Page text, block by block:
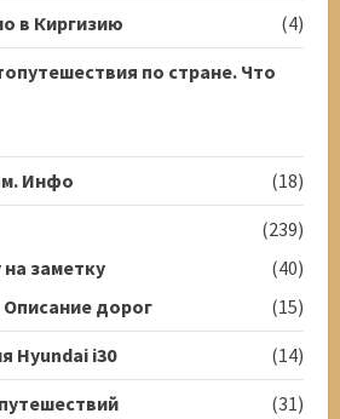
в Киргизию
(4)
по стране. Что
Инфо
(18)
(239)
заметку
(40)
дорог
(15)
Hyundai i30
(14)
(31)